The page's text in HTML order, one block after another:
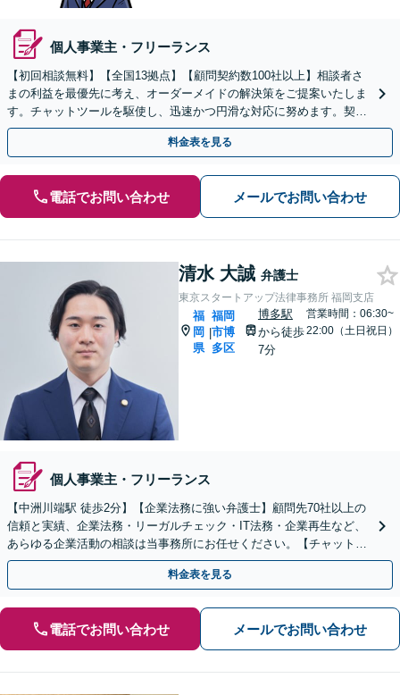
個人事業主・フリーランス
【初回相談無料】【全国13拠点】【顧問契約数100社以上】相談者さ
まの利益を最優先に考え、オーダーメイドの解決策をご提案いたしま
す。チャットツールを駆使し、迅速かつ円滑な対応に努めます。契約
書レビューは原則翌日に対応します【夜間・休日対応】
料金表を見る
電話でお問い合わせ メールでお問い合わせ
清水 大誠 弁護士
東京スタートアップ法律事務所 福岡支店
福
岡
県
|
福岡
市博
多区
博多駅
から徒歩
7分
営業時間：06:30~
22:00（土日祝日）
個人事業主・フリーランス
【中洲川端駅 徒歩2分】【企業法務に強い弁護士】顧問先70社以上の
信頼と実績、企業法務・リーガルチェック・IT法務・企業再生など、
あらゆる企業活動の相談は当事務所にお任せください。【チャットツ
ールやWEB会議にも対応】
料金表を見る
電話でお問い合わせ メールでお問い合わせ